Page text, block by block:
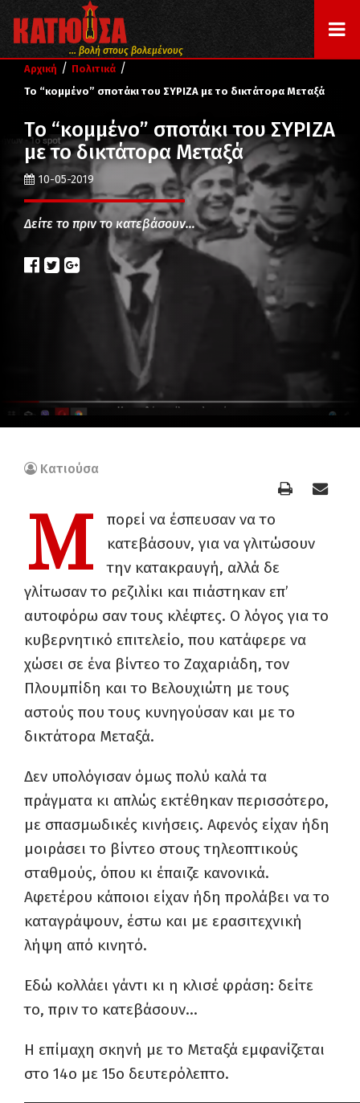
... βολή στους βολεμένους
Αρχική / Πολιτικά /
Το “κομμένο” σποτάκι του ΣΥΡΙΖΑ με το δικτάτορα Μεταξά
Το “κομμένο” σποτάκι του ΣΥΡΙΖΑ
με το δικτάτορα Μεταξά
10-05-2019
Δείτε το πριν το κατεβάσουν…
Κατιούσα
Μ
πορεί να έσπευσαν να το
κατεβάσουν, για να γλιτώσουν
την κατακραυγή, αλλά δε
γλίτωσαν το ρεζιλίκι και πιάστηκαν επ’
αυτοφόρω σαν τους κλέφτες. Ο λόγος για το
κυβερνητικό επιτελείο, που κατάφερε να
χώσει σε ένα βίντεο το Ζαχαριάδη, τον
Πλουμπίδη και το Βελουχιώτη με τους
αστούς που τους κυνηγούσαν και με το
δικτάτορα Μεταξά.
Δεν υπολόγισαν όμως πολύ καλά τα
πράγματα κι απλώς εκτέθηκαν περισσότερο,
με σπασμωδικές κινήσεις. Αφενός είχαν ήδη
μοιράσει το βίντεο στους τηλεοπτικούς
σταθμούς, όπου κι έπαιζε κανονικά.
Αφετέρου κάποιοι είχαν ήδη προλάβει να το
καταγράψουν, έστω και με ερασιτεχνική
λήψη από κινητό.
Εδώ κολλάει γάντι κι η κλισέ φράση: δείτε
το, πριν το κατεβάσουν…
Η επίμαχη σκηνή με το Μεταξά εμφανίζεται
στο 14ο με 15ο δευτερόλεπτο.